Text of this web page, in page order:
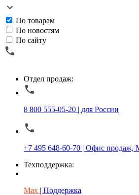
По товарам
По новостям
По сайту
Отдел продаж:
8 800 555-05-20 | для России
+7 495 648-60-70 | Офис продаж,
Техподдержка:
Max | Поддержка